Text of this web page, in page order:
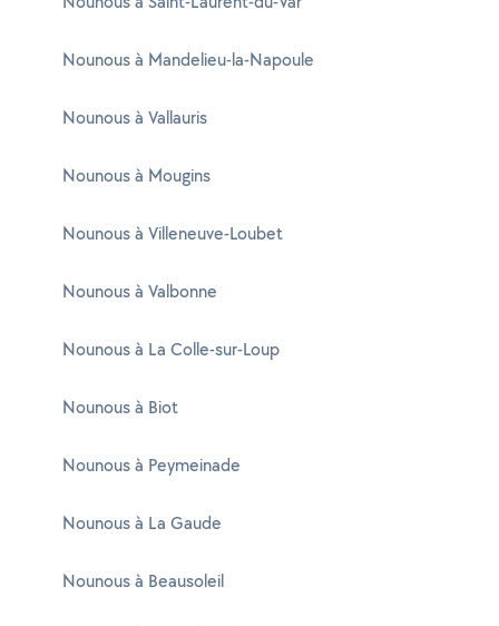
Nounous à Mandelieu-la-Napoule
Nounous à Vallauris
Nounous à Mougins
Nounous à Villeneuve-Loubet
Nounous à Valbonne
Nounous à La Colle-sur-Loup
Nounous à Biot
Nounous à Peymeinade
Nounous à La Gaude
Nounous à Beausoleil